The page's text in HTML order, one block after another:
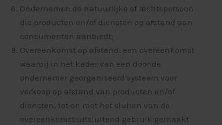
Ondernemer: de natuurlijke of rechtspersoon
die producten en/of diensten op afstand aan
consumenten aanbiedt;
Overeenkomst op afstand: een overeenkomst
waarbij in het kader van een door de
ondernemer georganiseerd systeem voor
verkoop op afstand van producten en/of
diensten, tot en met het sluiten van de
overeenkomst uitsluitend gebruik gemaakt